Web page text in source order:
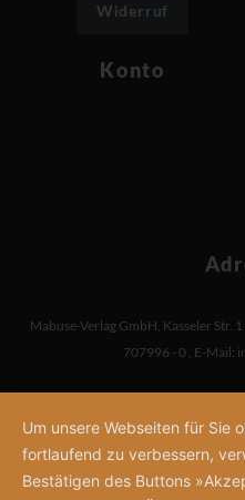
Widerruf
Konto
Mabuse-Verlag GmbH, Kasseler Str. 1
707996 - 0 , E-Mail:
Um unsere Webseiten für Sie
fortlaufend zu verbessern,
Bestätigen des Buttons